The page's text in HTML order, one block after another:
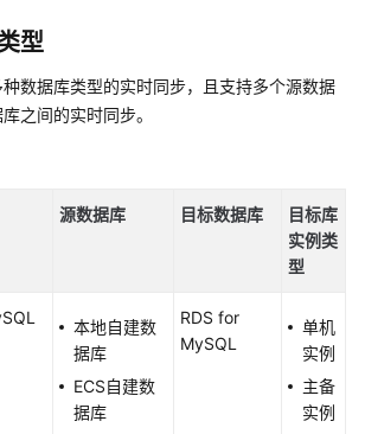
型
数据库类型的实时同步，且支持多个源数据
之间的实时同步。
源数据库 目标数据库
目标库
实例类
型
本地自建数
据库
ECS自建数
据库
RDS for
MySQL
单机
实例
主备
实例